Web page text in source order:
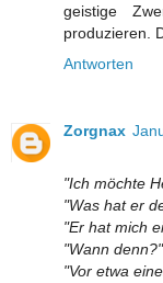
geistige
produzieren.
Antworten
Zorgnax
"Ich möchte
"Was hat er
"Er hat mich
"Wann denn?"
"Vor etwa